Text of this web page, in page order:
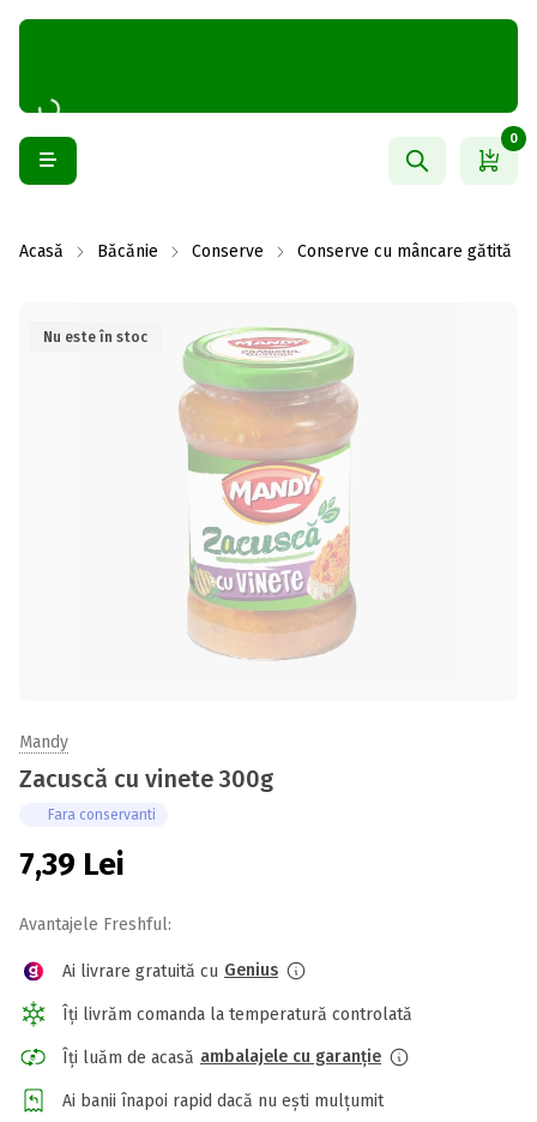
0
Acasă Băcănie Conserve Conserve cu mâncare gătită
Nu este în stoc
Mandy
Zacuscă cu vinete 300g
Fara conservanti
7,39 Lei
Avantajele Freshful:
Ai livrare gratuită cu Genius
Îți livrăm comanda la temperatură controlată
Îți luăm de acasă ambalajele cu garanție
Ai banii înapoi rapid dacă nu ești mulțumit